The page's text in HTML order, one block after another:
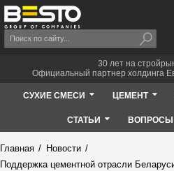
30 лет на
Официальный партнер холдинга
СУХИЕ СМЕСИ ЦЕМЕНТ
СТАТЬИ ВОПРОСЫ
Главная / Новости /
Поддержка цементной отрасли